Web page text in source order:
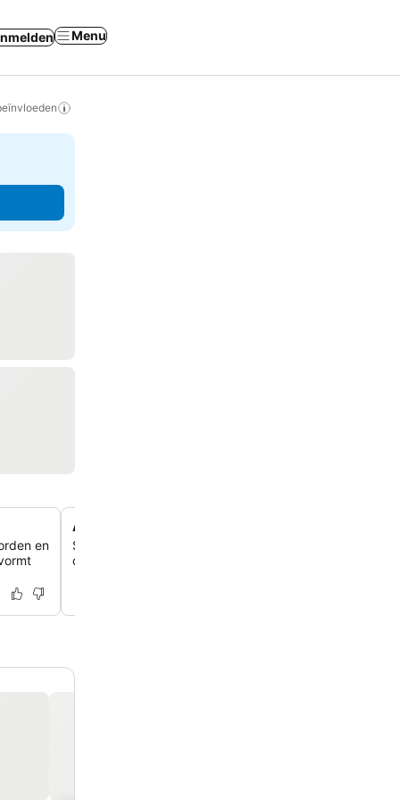
Menu
en
Amusement in de biljartkamer
Speel een vriendschappelijk potje biljart in de speciale
ontspannen en leuke vrijetijdsbesteding.